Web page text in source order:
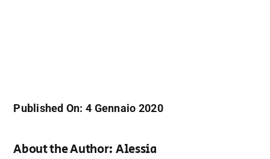
Published On: 4 Gennaio 2020
About the Author: Alessia